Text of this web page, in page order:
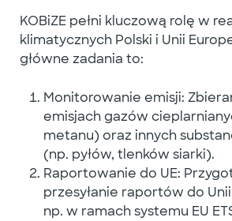
KOBiZE pełni kluczową rolę w
klimatycznych Polski i Unii
główne zadania to:
Monitorowanie emisji:
emisjach gazów
metanu) oraz innych
(np. pyłów, tlenków siarki).
Raportowanie do UE:
przesyłanie raportów do
np. w ramach systemu EU